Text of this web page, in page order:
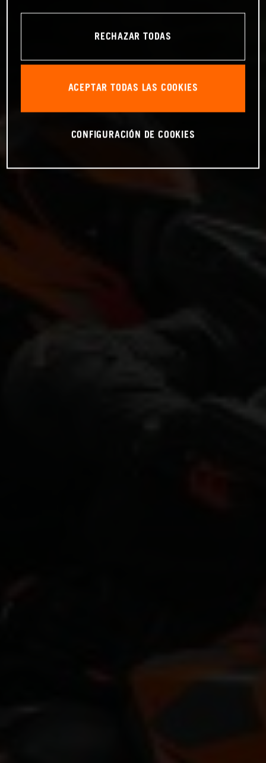
RECHAZAR TODAS
ACEPTAR TODAS LAS COOKIES
CONFIGURACIÓN DE COOKIES